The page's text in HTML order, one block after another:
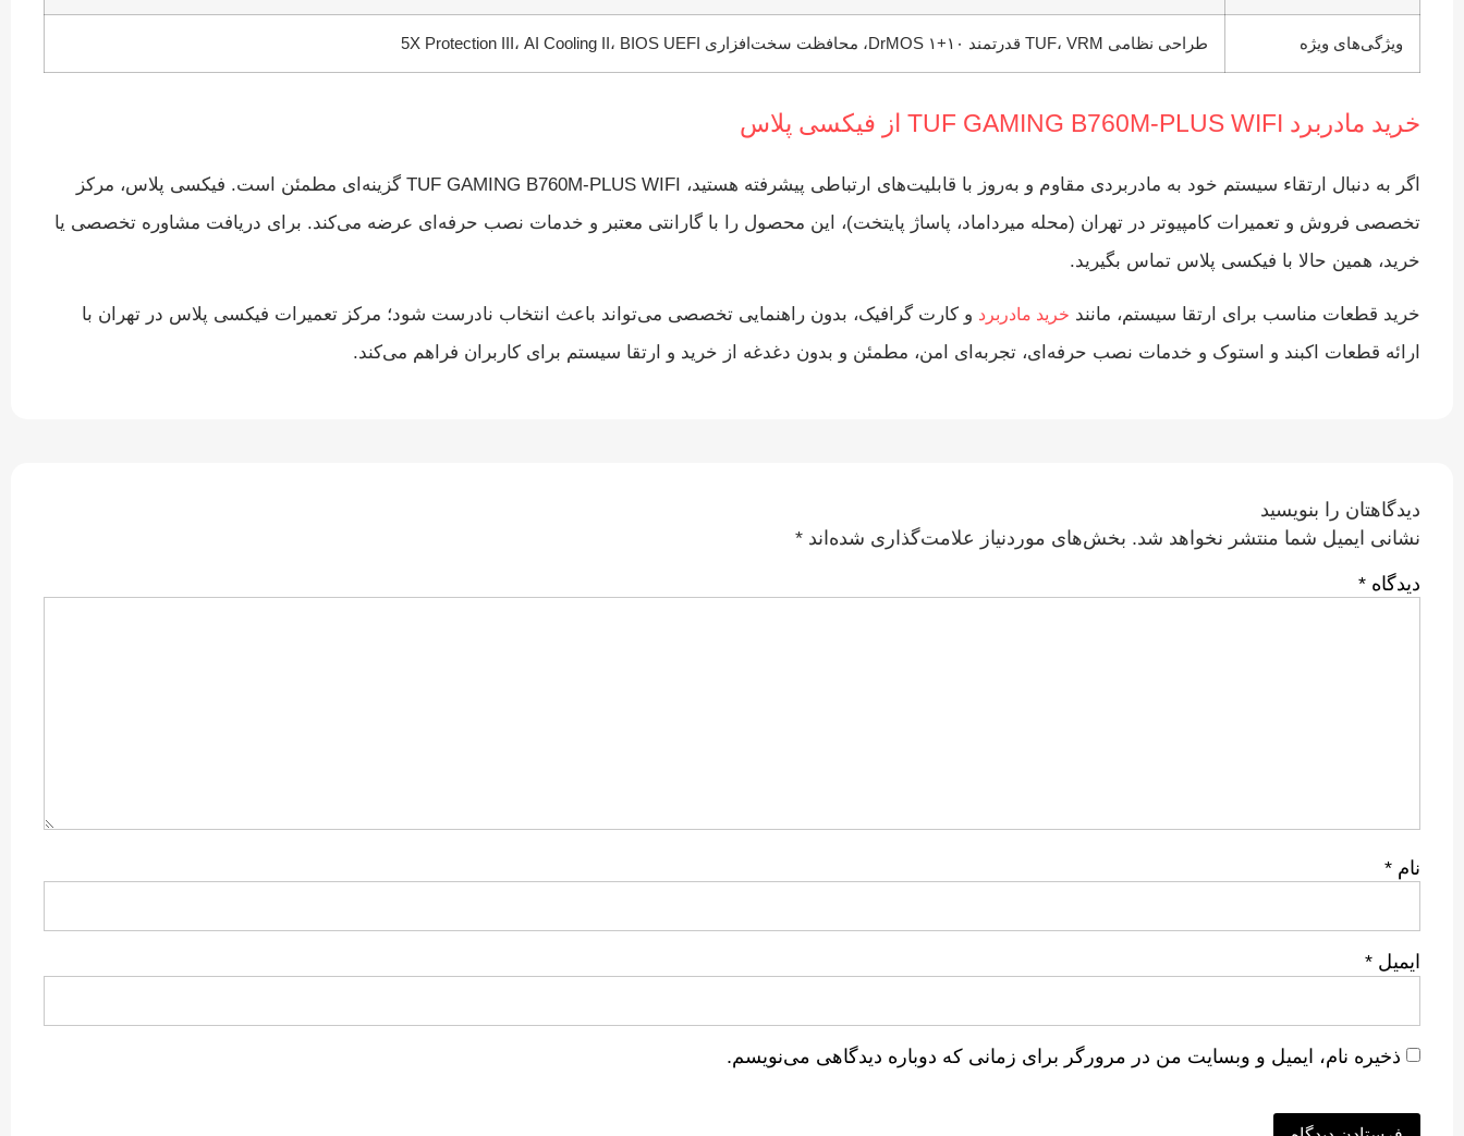
ویژگی‌های ویژه طراحی نظامی TUF، VRM قدرتمند ۱۰+۱ DrMOS، محافظت سخت‌افزاری 5X Protection III، AI Cooling II، BIOS UEFI
خرید مادربرد TUF GAMING B760M-PLUS WIFI از فیکسی پلاس
اگر به دنبال ارتقاء سیستم خود به مادربردی مقاوم و به‌روز با قابلیت‌های ارتباطی پیشرفته هستید، TUF GAMING B760M-PLUS WIFI گزینه‌ای مطمئن است. فیکسی پلاس، مرکز
تخصصی فروش و تعمیرات کامپیوتر در تهران (محله میرداماد، پاساژ پایتخت)، این محصول را با گارانتی معتبر و خدمات نصب حرفه‌ای عرضه می‌کند. برای دریافت مشاوره تخصصی یا
خرید، همین حالا با فیکسی پلاس تماس بگیرید.
خرید قطعات مناسب برای ارتقا سیستم، مانند خرید مادربرد و کارت گرافیک، بدون راهنمایی تخصصی می‌تواند باعث انتخاب نادرست شود؛ مرکز تعمیرات فیکسی پلاس در تهران با
ارائه قطعات اکبند و استوک و خدمات نصب حرفه‌ای، تجربه‌ای امن، مطمئن و بدون دغدغه از خرید و ارتقا سیستم برای کاربران فراهم می‌کند.
دیدگاهتان را بنویسید
نشانی ایمیل شما منتشر نخواهد شد. بخش‌های موردنیاز علامت‌گذاری شده‌اند *
دیدگاه *
نام *
ایمیل *
ذخیره نام، ایمیل و وبسایت من در مرورگر برای زمانی که دوباره دیدگاهی می‌نویسم.